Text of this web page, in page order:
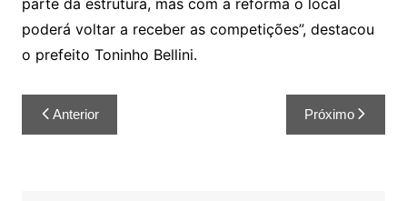
parte da estrutura, mas com a reforma o local
poderá voltar a receber as competições”, destacou
o prefeito Toninho Bellini.
Anterior Próximo